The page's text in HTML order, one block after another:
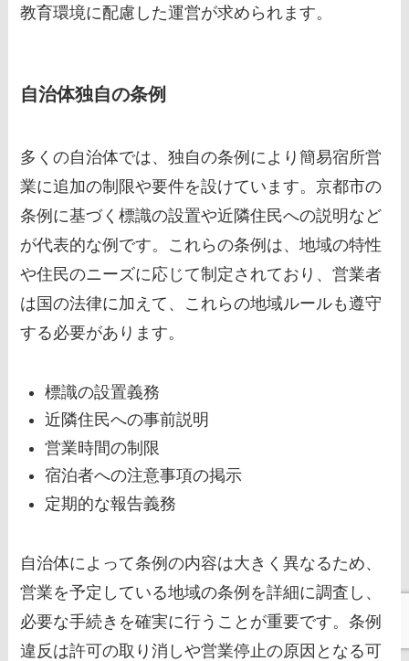
教育環境に配慮した運営が求められます。
自治体独自の条例
多くの自治体では、独自の条例により簡易宿所営
業に追加の制限や要件を設けています。京都市の
条例に基づく標識の設置や近隣住民への説明など
が代表的な例です。これらの条例は、地域の特性
や住民のニーズに応じて制定されており、営業者
は国の法律に加えて、これらの地域ルールも遵守
する必要があります。
標識の設置義務
近隣住民への事前説明
営業時間の制限
宿泊者への注意事項の掲示
定期的な報告義務
自治体によって条例の内容は大きく異なるため、
営業を予定している地域の条例を詳細に調査し、
必要な手続きを確実に行うことが重要です。条例
違反は許可の取り消しや営業停止の原因となる可